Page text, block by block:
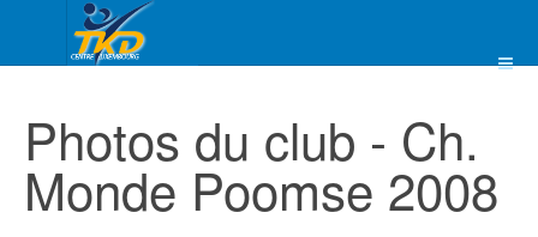
Photos du club - Ch.
Monde Poomse 2008